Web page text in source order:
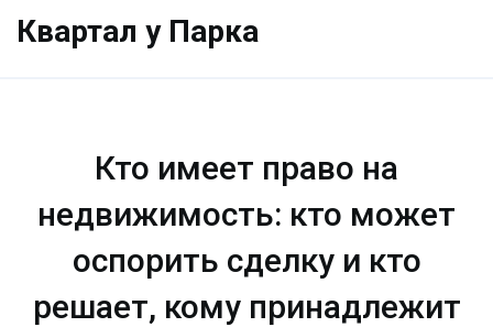
Квартал у Парка
Кто имеет право на
недвижимость: кто может
оспорить сделку и кто
решает, кому принадлежит